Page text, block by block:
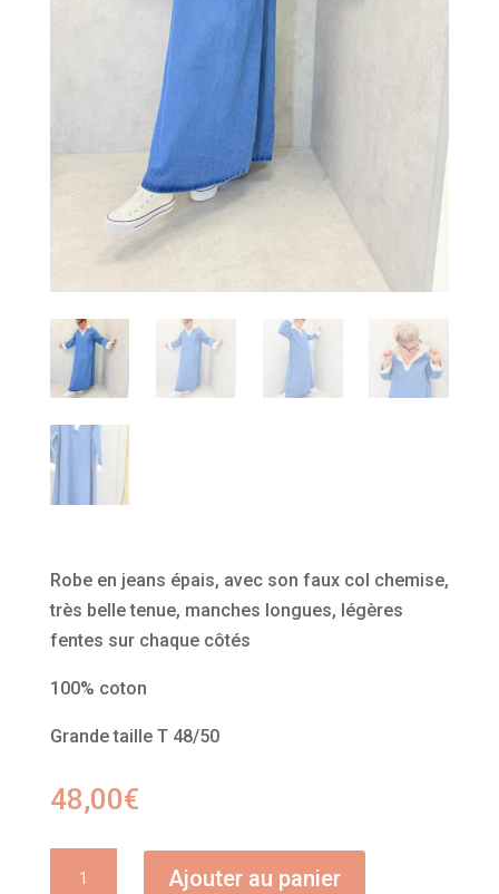
Robe en jeans épais, avec son faux col chemise,
très belle tenue, manches longues, légères
fentes sur chaque côtés
100% coton
Grande taille T 48/50
48,00€
Ajouter au panier